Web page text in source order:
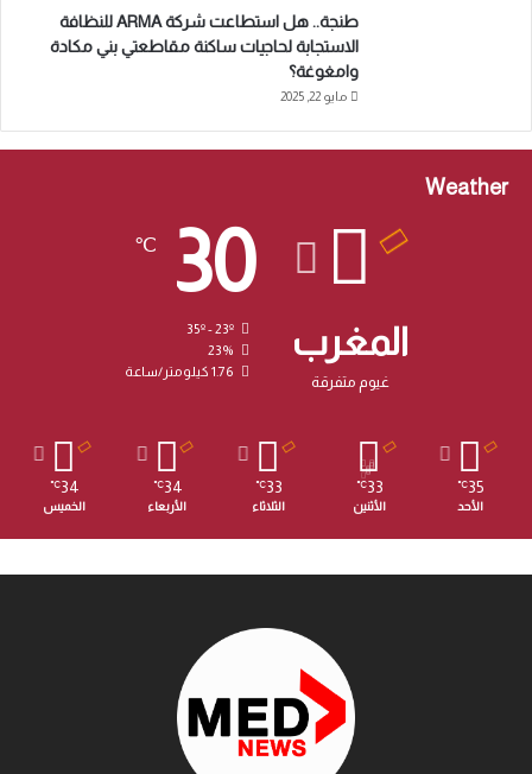
طنجة.. هل استطاعت شركة ARMA للنظافة
الاستجابة لحاجيات ساكنة مقاطعتي بني مكادة
وامغوغة؟
مايو 22, 2025
Weather
المغرب
غيوم متفرقة
30
℃
35º - 23º
23%
1.76 كيلومتر/ساعة
35
℃
الأحد
33
℃
الأثنين
33
℃
الثلاثاء
34
℃
الأربعاء
34
℃
الخميس